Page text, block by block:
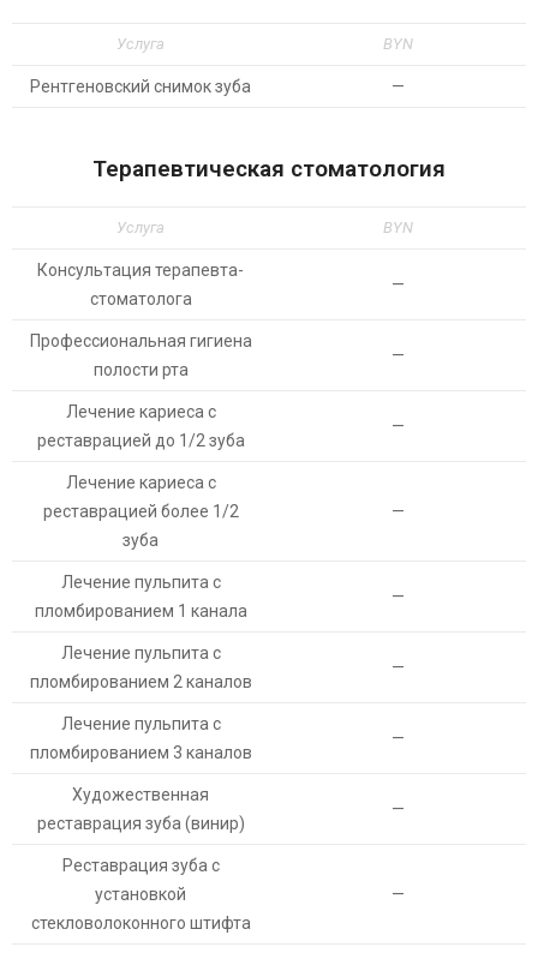
Услуга BYN
Рентгеновский снимок зуба —
Терапевтическая стоматология
Услуга BYN
Консультация терапевта-
стоматолога
—
Профессиональная гигиена
полости рта
—
Лечение кариеса с
реставрацией до 1/2 зуба
—
Лечение кариеса с
реставрацией более 1/2
зуба
—
Лечение пульпита с
пломбированием 1 канала
—
Лечение пульпита с
пломбированием 2 каналов
—
Лечение пульпита с
пломбированием 3 каналов
—
Художественная
реставрация зуба (винир)
—
Реставрация зуба с
установкой
стекловолоконного штифта
—